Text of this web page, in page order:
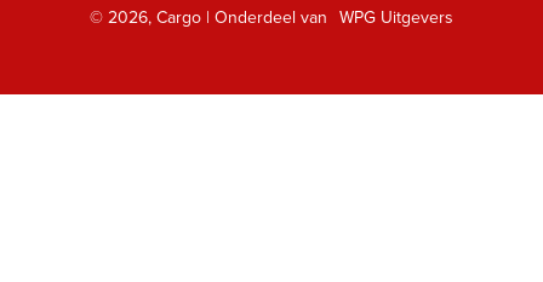
© 2026, Cargo | Onderdeel van WPG Uitgevers